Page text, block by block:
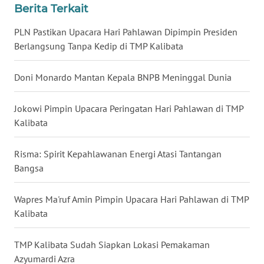
Berita Terkait
PLN Pastikan Upacara Hari Pahlawan Dipimpin Presiden
Berlangsung Tanpa Kedip di TMP Kalibata
Doni Monardo Mantan Kepala BNPB Meninggal Dunia
Jokowi Pimpin Upacara Peringatan Hari Pahlawan di TMP
Kalibata
Risma: Spirit Kepahlawanan Energi Atasi Tantangan
Bangsa
Wapres Ma'ruf Amin Pimpin Upacara Hari Pahlawan di TMP
Kalibata
TMP Kalibata Sudah Siapkan Lokasi Pemakaman
Azyumardi Azra
BABEL
WN
SUMBAR
WN
BENGKULU
LAMPUNG
JATENG